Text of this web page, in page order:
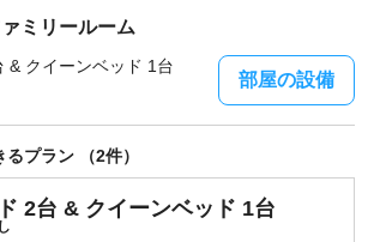
ミリールーム
& クイーンベッド 1台
部屋の設備
プラン （2件）
2台 & クイーンベッド 1台